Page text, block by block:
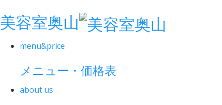
美容室奥山
menu&price
メニュー・価格表
about us